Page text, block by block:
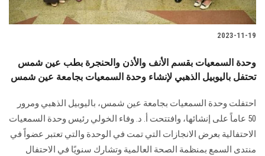
الدراسات العليا
الموظفون
الزائـرون
سجل الان
2023-11-19
وحدة السمعيات بقسم الأنف والأذن والحنجرة بطب عين شمس
تحتفل باليوبيل الذهبي لإنشاء وحدة السمعيات بجامعة عين شمس
احتفلت وحدة السمعيات بجامعة عين شمس، باليوبيل الذهبي ومرور
50 عاماً على إنشائها، وافتتحت أ. د. وفاء الخولي رئيس وحدة السمعيات
الاحتفالية بعرض الانجازات التي تمت في الوحدة والتي تعتبر عضواً في
منتدى السمع بمنظمة الصحة العالمية وتشارك سنويًا في الاحتفال